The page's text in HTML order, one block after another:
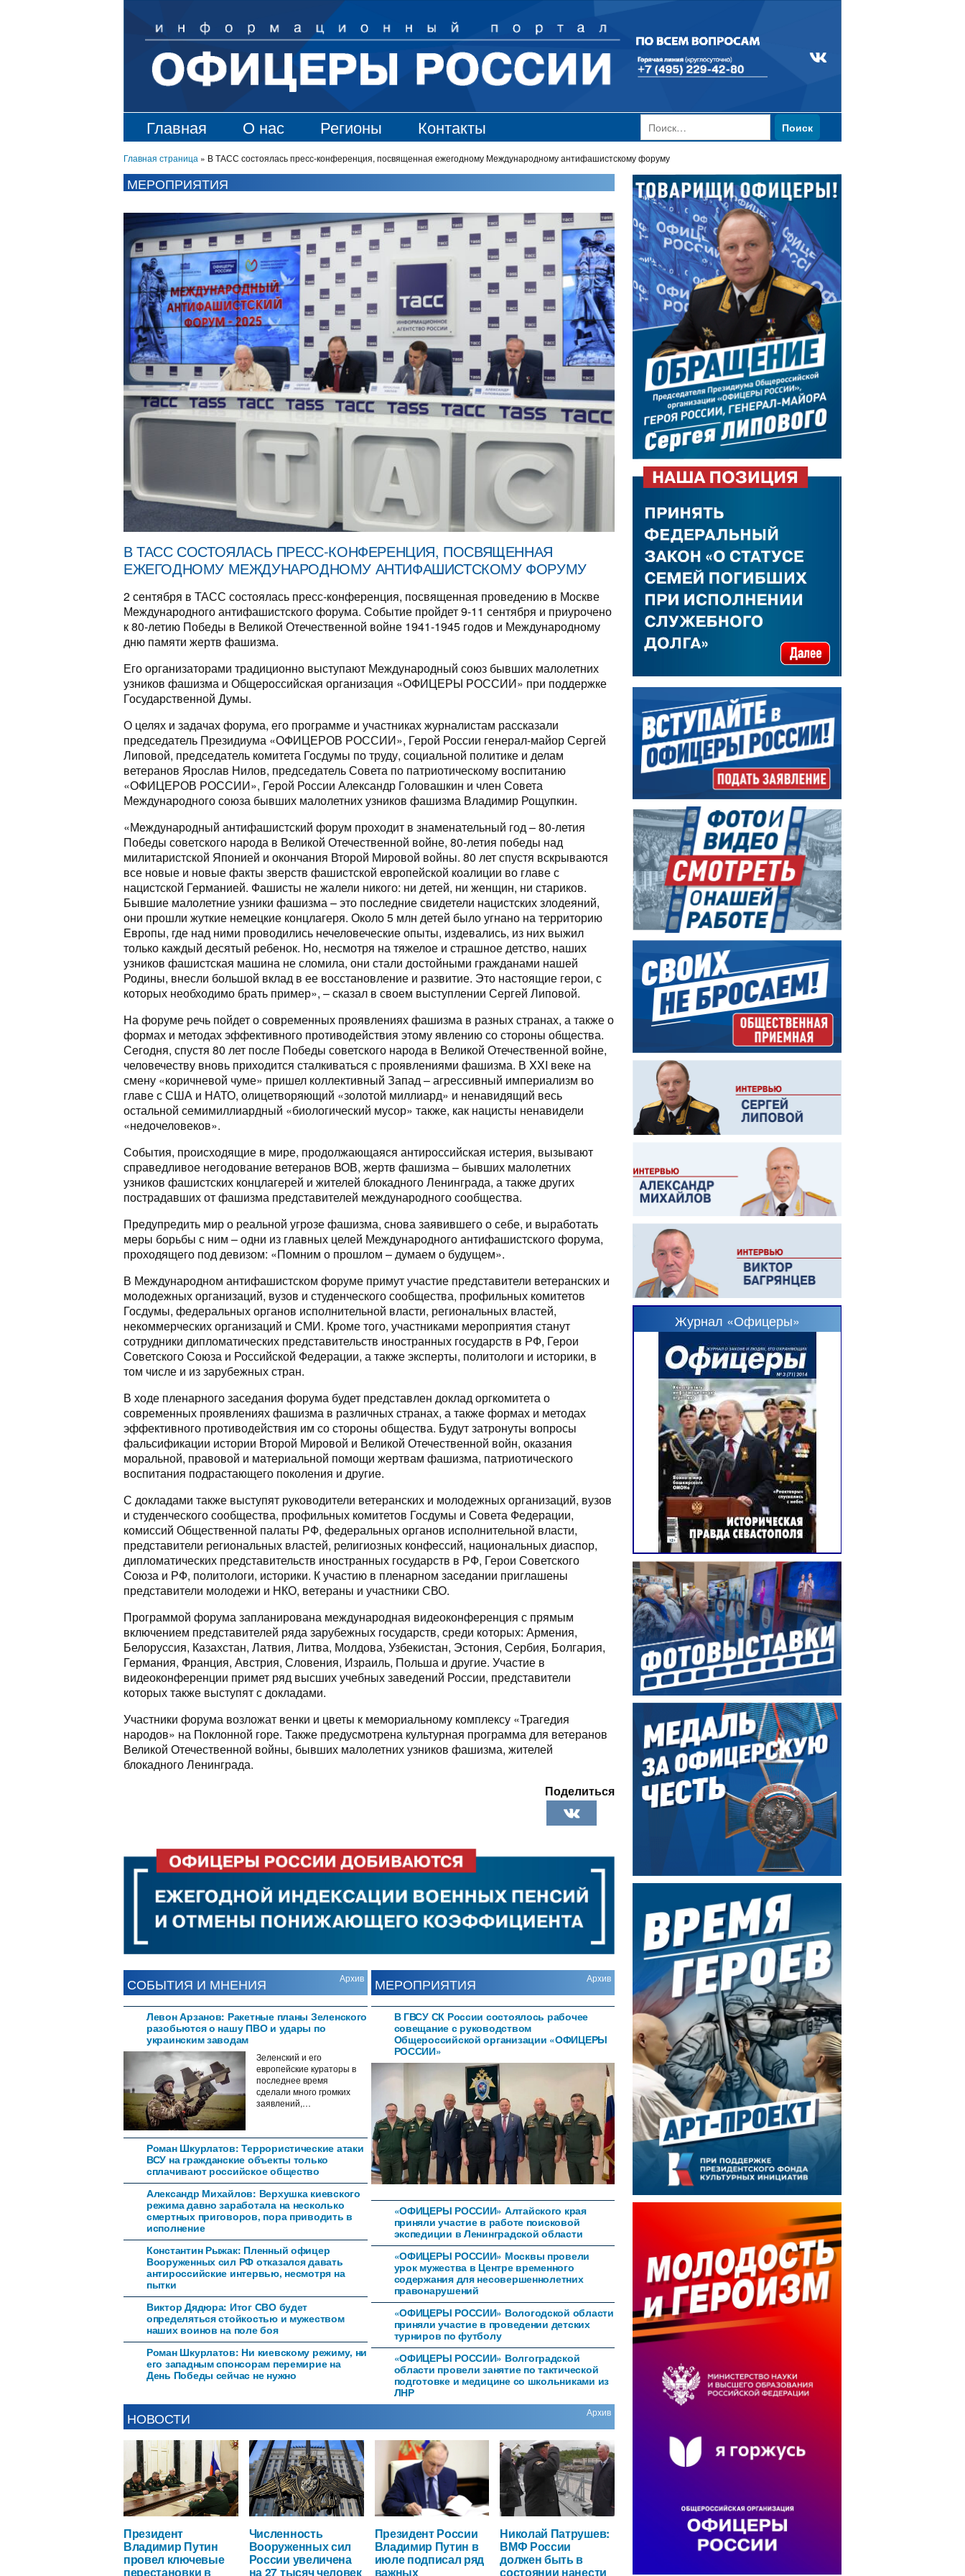
Главная О нас Регионы Контакты Найти:
Главная страница » В ТАСС состоялась пресс-конференция, посвященная ежегодному Международному антифашистскому форуму
МЕРОПРИЯТИЯ
В ТАСС СОСТОЯЛАСЬ ПРЕСС-КОНФЕРЕНЦИЯ, ПОСВЯЩЕННАЯ
ЕЖЕГОДНОМУ МЕЖДУНАРОДНОМУ АНТИФАШИСТСКОМУ ФОРУМУ
2 сентября в ТАСС состоялась пресс-конференция, посвященная проведению в Москве
Международного антифашистского форума. Событие пройдет 9-11 сентября и приурочено
к 80-летию Победы в Великой Отечественной войне 1941-1945 годов и Международному
дню памяти жертв фашизма.
Его организаторами традиционно выступают Международный союз бывших малолетних
узников фашизма и Общероссийская организация «ОФИЦЕРЫ РОССИИ» при поддержке
Государственной Думы.
О целях и задачах форума, его программе и участниках журналистам рассказали
председатель Президиума «ОФИЦЕРОВ РОССИИ», Герой России генерал-майор Сергей
Липовой, председатель комитета Госдумы по труду, социальной политике и делам
ветеранов Ярослав Нилов, председатель Совета по патриотическому воспитанию
«ОФИЦЕРОВ РОССИИ», Герой России Александр Головашкин и член Совета
Международного союза бывших малолетних узников фашизма Владимир Рощупкин.
«Международный антифашистский форум проходит в знаменательный год – 80-летия
Победы советского народа в Великой Отечественной войне, 80-летия победы над
милитаристской Японией и окончания Второй Мировой войны. 80 лет спустя вскрываются
все новые и новые факты зверств фашистской европейской коалиции во главе с
нацистской Германией. Фашисты не жалели никого: ни детей, ни женщин, ни стариков.
Бывшие малолетние узники фашизма – это последние свидетели нацистских злодеяний,
они прошли жуткие немецкие концлагеря. Около 5 млн детей было угнано на территорию
Европы, где над ними проводились нечеловеческие опыты, издевались, из них выжил
только каждый десятый ребенок. Но, несмотря на тяжелое и страшное детство, наших
узников фашистская машина не сломила, они стали достойными гражданами нашей
Родины, внесли большой вклад в ее восстановление и развитие. Это настоящие герои, с
которых необходимо брать пример», – сказал в своем выступлении Сергей Липовой.
На форуме речь пойдет о современных проявлениях фашизма в разных странах, а также о
формах и методах эффективного противодействия этому явлению со стороны общества.
Сегодня, спустя 80 лет после Победы советского народа в Великой Отечественной войне,
человечеству вновь приходится сталкиваться с проявлениями фашизма. В XXI веке на
смену «коричневой чуме» пришел коллективный Запад – агрессивный империализм во
главе с США и НАТО, олицетворяющий «золотой миллиард» и ненавидящий весь
остальной семимиллиардный «биологический мусор» также, как нацисты ненавидели
«недочеловеков».
События, происходящие в мире, продолжающаяся антироссийская истерия, вызывают
справедливое негодование ветеранов ВОВ, жертв фашизма – бывших малолетних
узников фашистских концлагерей и жителей блокадного Ленинграда, а также других
пострадавших от фашизма представителей международного сообщества.
Предупредить мир о реальной угрозе фашизма, снова заявившего о себе, и выработать
меры борьбы с ним – одни из главных целей Международного антифашистского форума,
проходящего под девизом: «Помним о прошлом – думаем о будущем».
В Международном антифашистском форуме примут участие представители ветеранских и
молодежных организаций, вузов и студенческого сообщества, профильных комитетов
Госдумы, федеральных органов исполнительной власти, региональных властей,
некоммерческих организаций и СМИ. Кроме того, участниками мероприятия станут
сотрудники дипломатических представительств иностранных государств в РФ, Герои
Советского Союза и Российской Федерации, а также эксперты, политологи и историки, в
том числе и из зарубежных стран.
В ходе пленарного заседания форума будет представлен доклад оргкомитета о
современных проявлениях фашизма в различных странах, а также формах и методах
эффективного противодействия им со стороны общества. Будут затронуты вопросы
фальсификации истории Второй Мировой и Великой Отечественной войн, оказания
моральной, правовой и материальной помощи жертвам фашизма, патриотического
воспитания подрастающего поколения и другие.
С докладами также выступят руководители ветеранских и молодежных организаций, вузов
и студенческого сообщества, профильных комитетов Госдумы и Совета Федерации,
комиссий Общественной палаты РФ, федеральных органов исполнительной власти,
представители региональных властей, религиозных конфессий, национальных диаспор,
дипломатических представительств иностранных государств в РФ, Герои Советского
Союза и РФ, политологи, историки. К участию в пленарном заседании приглашены
представители молодежи и НКО, ветераны и участники СВО.
Программой форума запланирована международная видеоконференция с прямым
включением представителей ряда зарубежных государств, среди которых: Армения,
Белоруссия, Казахстан, Латвия, Литва, Молдова, Узбекистан, Эстония, Сербия, Болгария,
Германия, Франция, Австрия, Словения, Израиль, Польша и другие. Участие в
видеоконференции примет ряд высших учебных заведений России, представители
которых также выступят с докладами.
Участники форума возложат венки и цветы к мемориальному комплексу «Трагедия
народов» на Поклонной горе. Также предусмотрена культурная программа для ветеранов
Великой Отечественной войны, бывших малолетних узников фашизма, жителей
блокадного Ленинграда.
Поделиться
СОБЫТИЯ И МНЕНИЯ Архив
Левон Арзанов: Ракетные планы Зеленского
разобьются о нашу ПВО и удары по
украинским заводам
Зеленский и его
европейские кураторы в
последнее время
сделали много громких
заявлений,…
Роман Шкурлатов: Террористические атаки
ВСУ на гражданские объекты только
сплачивают российское общество
Александр Михайлов: Верхушка киевского
режима давно заработала на несколько
смертных приговоров, пора приводить в
исполнение
Константин Рыжак: Пленный офицер
Вооруженных сил РФ отказался давать
антироссийские интервью, несмотря на
пытки
Виктор Дядюра: Итог СВО будет
определяться стойкостью и мужеством
наших воинов на поле боя
Роман Шкурлатов: Ни киевскому режиму, ни
его западным спонсорам перемирие на
День Победы сейчас не нужно
МЕРОПРИЯТИЯ Архив
В ГВСУ СК России состоялось рабочее
совещание с руководством
Общероссийской организации «ОФИЦЕРЫ
РОССИИ»
«ОФИЦЕРЫ РОССИИ» Алтайского края
приняли участие в работе поисковой
экспедиции в Ленинградской области
«ОФИЦЕРЫ РОССИИ» Москвы провели
урок мужества в Центре временного
содержания для несовершеннолетних
правонарушений
«ОФИЦЕРЫ РОССИИ» Вологодской области
приняли участие в проведении детских
турниров по футболу
«ОФИЦЕРЫ РОССИИ» Волгоградской
области провели занятие по тактической
подготовке и медицине со школьниками из
ЛНР
НОВОСТИ Архив
Президент
Владимир Путин
провел ключевые
перестановки в
Численность
Вооруженных сил
России увеличена
на 27 тысяч человек
Президент России
Владимир Путин в
июле подписал ряд
важных
Николай Патрушев:
ВМФ России
должен быть в
состоянии нанести
Журнал «Офицеры»